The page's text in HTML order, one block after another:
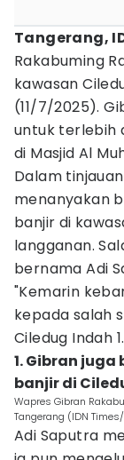
Tangerang,
Rakabuming
kawasan
(11/7/2025).
untuk terlebih
di Masjid Al
Dalam
menanyakan
banjir di
langganan.
bernama Adi
"Kemarin
kepada salah
Ciledug Indah 1.
1. Gibran
banjir di
Wapres Gibran
Tangerang (IDN
Adi Saputra